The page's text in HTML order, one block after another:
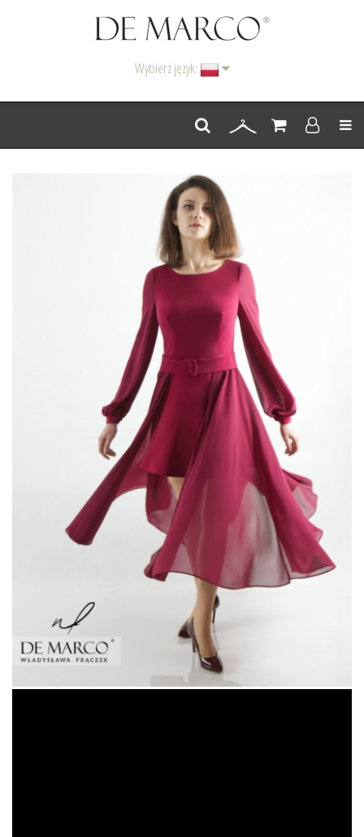
Wybierz język:
Menu